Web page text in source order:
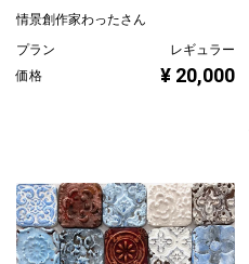
情景創作家わったさん
プラン
レギュラー
価格
¥ 20,000